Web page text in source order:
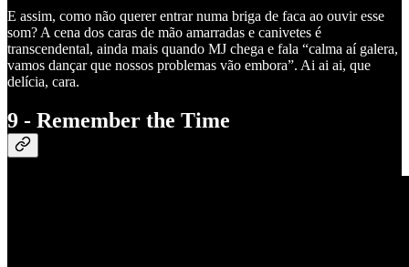
E assim, como não querer entrar numa briga de faca ao ouvir esse
som? A cena dos caras de mão amarradas e canivetes é
transcendental, ainda mais quando MJ chega e fala “calma aí galera,
vamos dançar que nossos problemas vão embora”. Ai ai ai, que
delícia, cara.
9 - Remember the Time